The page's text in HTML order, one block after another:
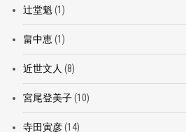
辻堂魁(1)
畠中恵(1)
近世文人 (8)
宮尾登美子(10)
寺田寅彦(14)